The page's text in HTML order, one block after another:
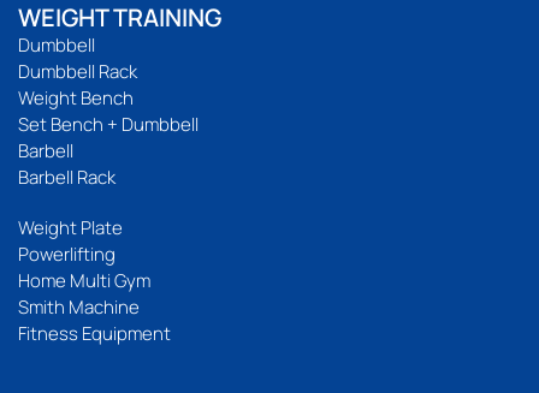
WEIGHT TRAINING
Dumbbell
Dumbbell Rack
Weight Bench
Set Bench + Dumbbell
Barbell
Barbell Rack
Weight Plate
Powerlifting
Home Multi Gym
Smith Machine
Fitness Equipment